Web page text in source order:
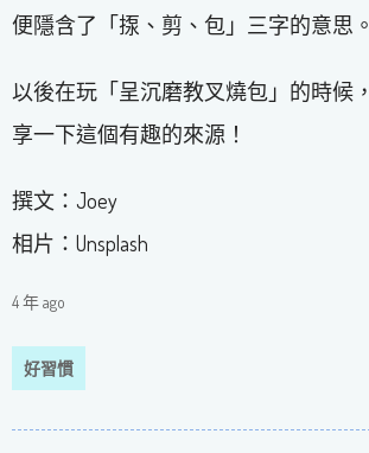
便隱含了「揼、剪、包」三字的意思。
以後在玩「呈沉磨教叉燒包」的時候
享一下這個有趣的來源！
撰文：Joey
相片：Unsplash
4 年 ago
好習慣